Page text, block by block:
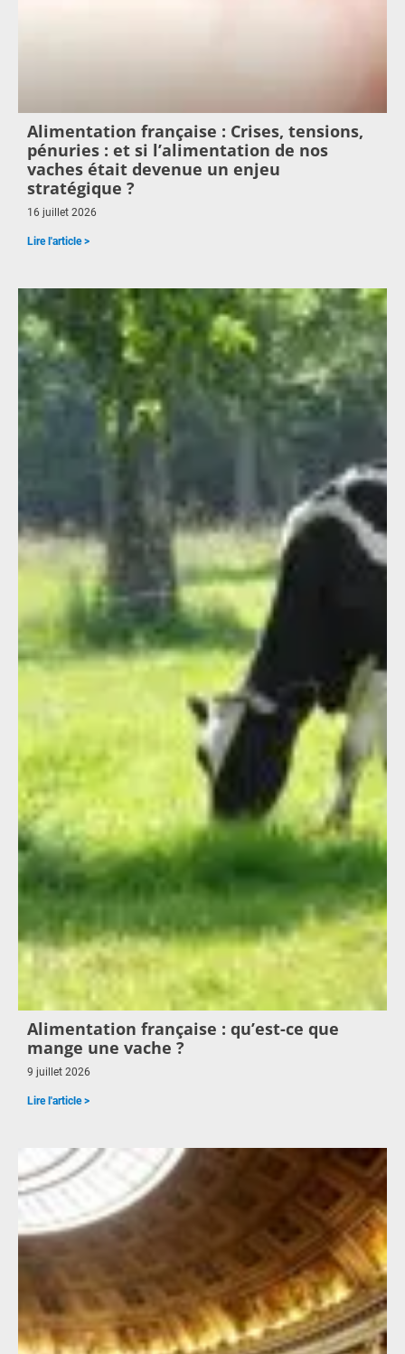
Alimentation française : Crises, tensions,
pénuries : et si l’alimentation de nos
vaches était devenue un enjeu
stratégique ?
16 juillet 2026
Lire l'article >
Alimentation française : qu’est-ce que
mange une vache ?
9 juillet 2026
Lire l'article >